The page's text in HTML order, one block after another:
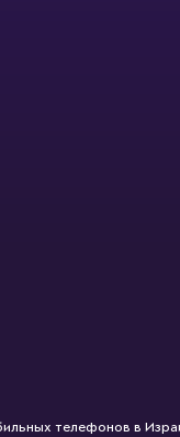
телефонов в